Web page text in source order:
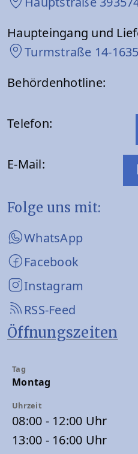
Haupteingang und
Turmstraße 14-16
Behördenhotline:
Telefon:
E-Mail:
Folge uns mit:
WhatsApp
Facebook
Instagram
RSS-Feed
Öffnungszeiten
Montag
08:00 - 12:00 Uhr
13:00 - 16:00 Uhr